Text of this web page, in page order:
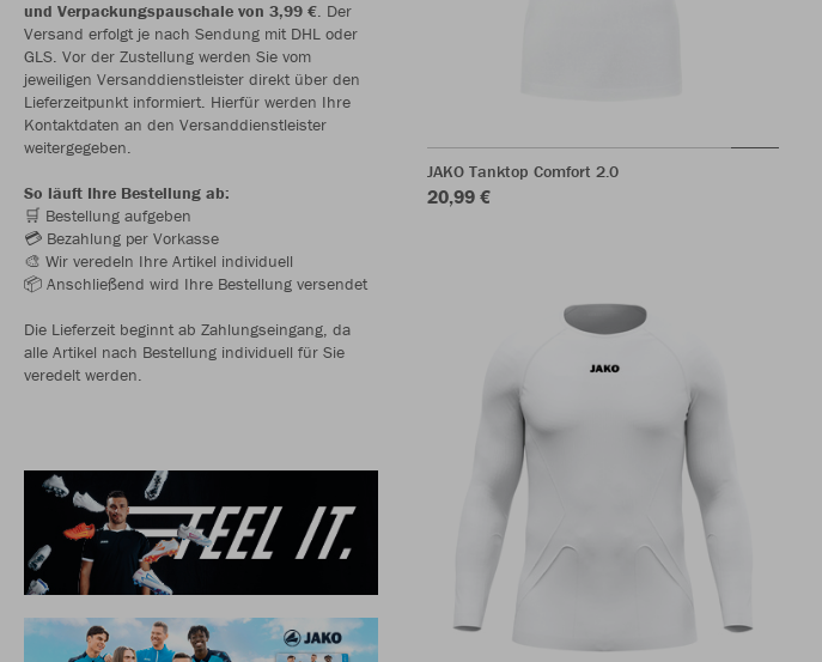
und Verpackungspauschale von 3,99 €. Der
Versand erfolgt je nach Sendung mit DHL oder
GLS. Vor der Zustellung werden Sie vom
jeweiligen Versanddienstleister direkt über den
Lieferzeitpunkt informiert. Hierfür werden Ihre
Kontaktdaten an den Versanddienstleister
weitergegeben.
So läuft Ihre Bestellung ab:
🛒 Bestellung aufgeben
💳 Bezahlung per Vorkasse
🎨 Wir veredeln Ihre Artikel individuell
📦 Anschließend wird Ihre Bestellung versendet
Die Lieferzeit beginnt ab Zahlungseingang, da
alle Artikel nach Bestellung individuell für Sie
veredelt werden.
JAKO Tanktop Comfort 2.0
20,99 €